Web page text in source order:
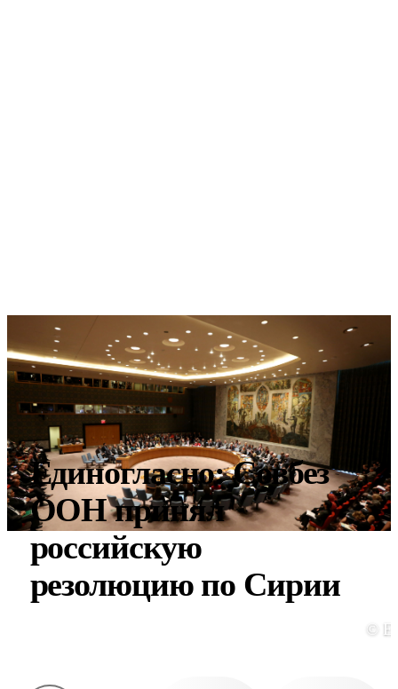
Единогласно: Совбез
ООН принял
российскую
резолюцию по Сирии
©